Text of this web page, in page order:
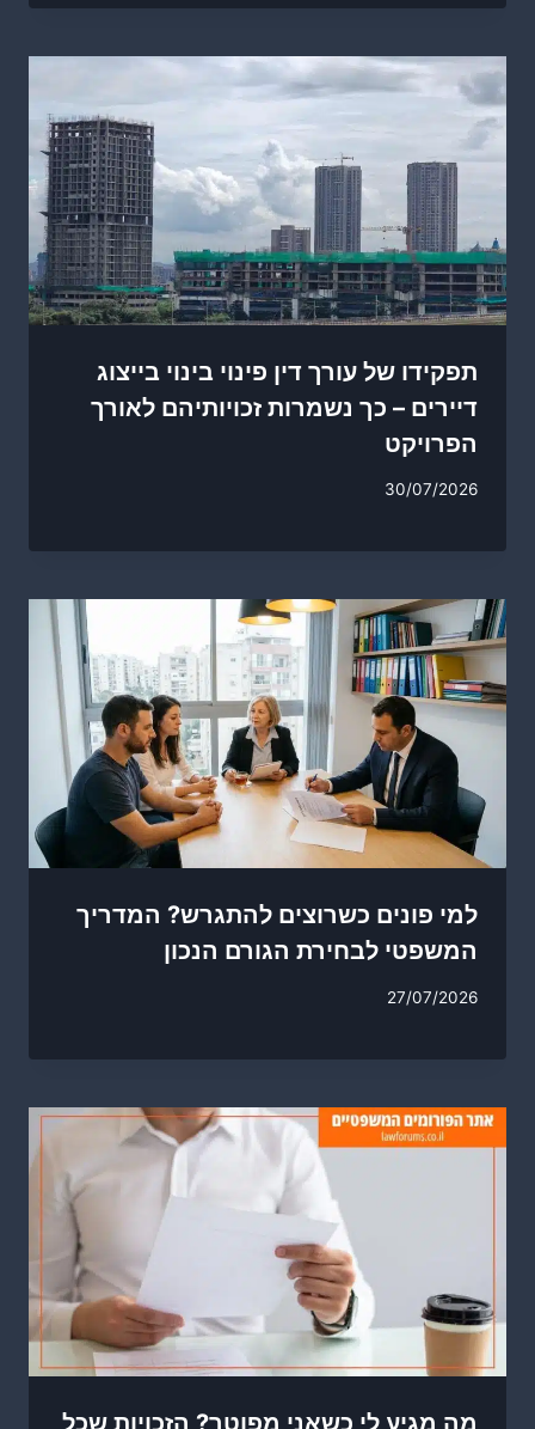
תפקידו של עורך דין פינוי בינוי בייצוג
דיירים – כך נשמרות זכויותיהם לאורך
הפרויקט
30/07/2026
למי פונים כשרוצים להתגרש? המדריך
המשפטי לבחירת הגורם הנכון
27/07/2026
מה מגיע לי כשאני מפוטר? הזכויות שכל